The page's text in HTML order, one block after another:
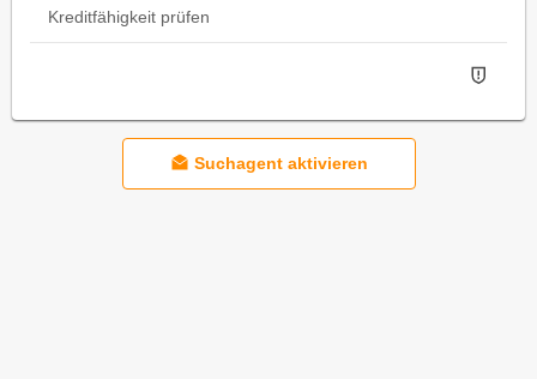
Kreditfähigkeit prüfen
Suchagent aktivieren